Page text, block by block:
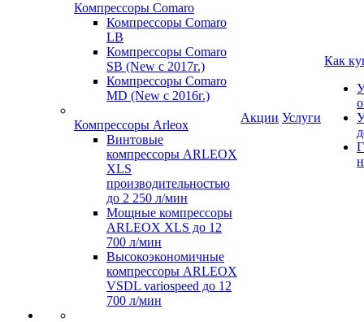
Компрессоры Comaro
Компрессоры Comaro
LB
Компрессоры Comaro
SB (New с 2017г.)
Компрессоры Comaro
MD (New с 2016г.)
Компрессоры Arleox
Винтовые
компрессоры ARLEOX
XLS
производительностью
до 2 250 л/мин
Мощные компрессоры
ARLEOX XLS до 12
700 л/мин
Высокоэкономичные
компрессоры ARLEOX
VSDL variospeed до 12
700 л/мин
Акции Услуги
Как